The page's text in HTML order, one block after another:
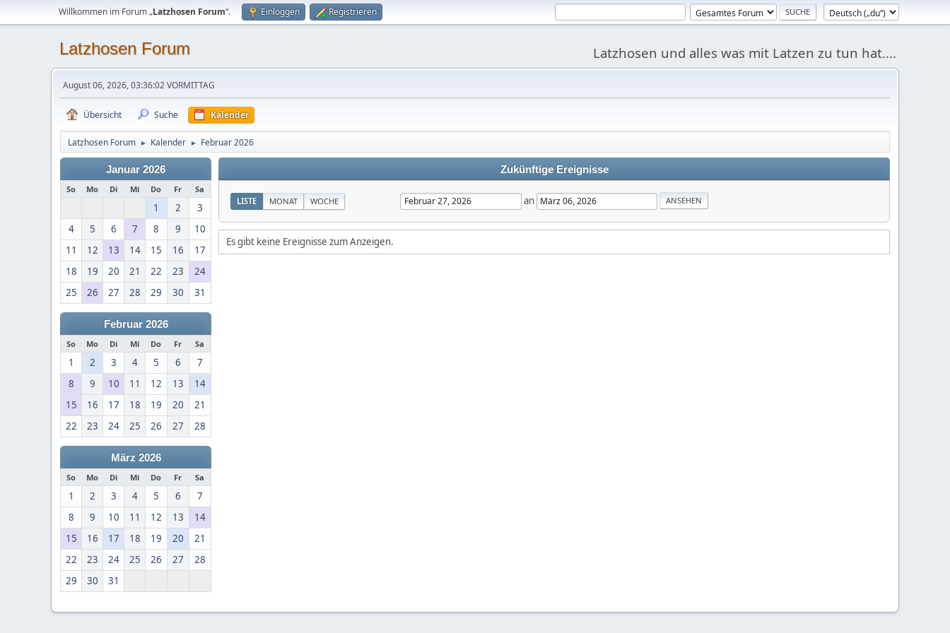
Willkommen im Forum „Latzhosen Forum“. Einloggen Registrieren
Latzhosen Forum Latzhosen und alles was mit Latzen zu tun hat....
August 06, 2026, 03:36:02 VORMITTAG
Übersicht Suche Kalender
Latzhosen Forum ► Kalender ► Februar 2026
Januar 2026
So Mo Di Mi Do Fr Sa
1 2
3
4
5 6 7 8 9
10
11
12 13 14 15 16
17
18
19 20 21 22 23
24
25
26 27 28 29 30 31
Februar 2026
So Mo Di Mi Do Fr Sa
1 2 3 4 5 6
7
8
9 10 11 12 13
14
15
16 17 18 19 20
21
22
23 24 25 26 27 28
März 2026
So Mo Di Mi Do Fr Sa
1 2 3 4 5 6
7
8
9 10 11 12 13
14
15
16 17 18 19 20
21
22
23 24 25 26 27
28
29
30 31
Zukünftige Ereignisse
LISTE MONAT WOCHE an
Es gibt keine Ereignisse zum Anzeigen.